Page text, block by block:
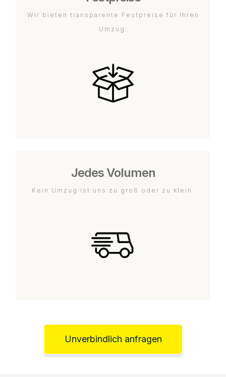
Wir bieten transparente Festpreise für Ihren
Umzug.
Jedes Volumen
Kein Umzug ist uns zu groß oder zu klein.
Unverbindlich anfragen